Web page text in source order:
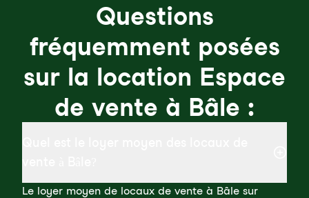
Questions
fréquemment posées
sur la location Espace
de vente à Bâle :
Le loyer moyen de locaux de vente à Bâle sur